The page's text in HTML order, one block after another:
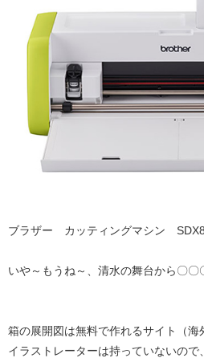
ブラザー カッティングマシン
いや～もうね～、清水の舞台から〇〇
箱の展開図は無料で作れるサイト（海
イラストレーターは持っていないの